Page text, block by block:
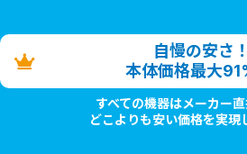
自慢の安さ！
本体価格最大
すべての機器はメーカー直
どこよりも安い価格を実現